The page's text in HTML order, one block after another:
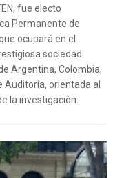
fue electo
Permanente de
ocupará en el
sociedad
Argentina, Colombia,
Auditoría, orientada al
la investigación.